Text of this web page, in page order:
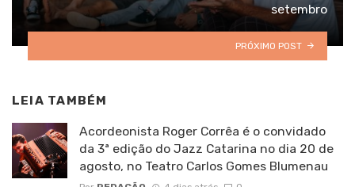
setembro
PRÓXIMO POST
LEIA TAMBÉM
Acordeonista Roger Corrêa é o convidado
da 3ª edição do Jazz Catarina no dia 20 de
agosto, no Teatro Carlos Gomes Blumenau